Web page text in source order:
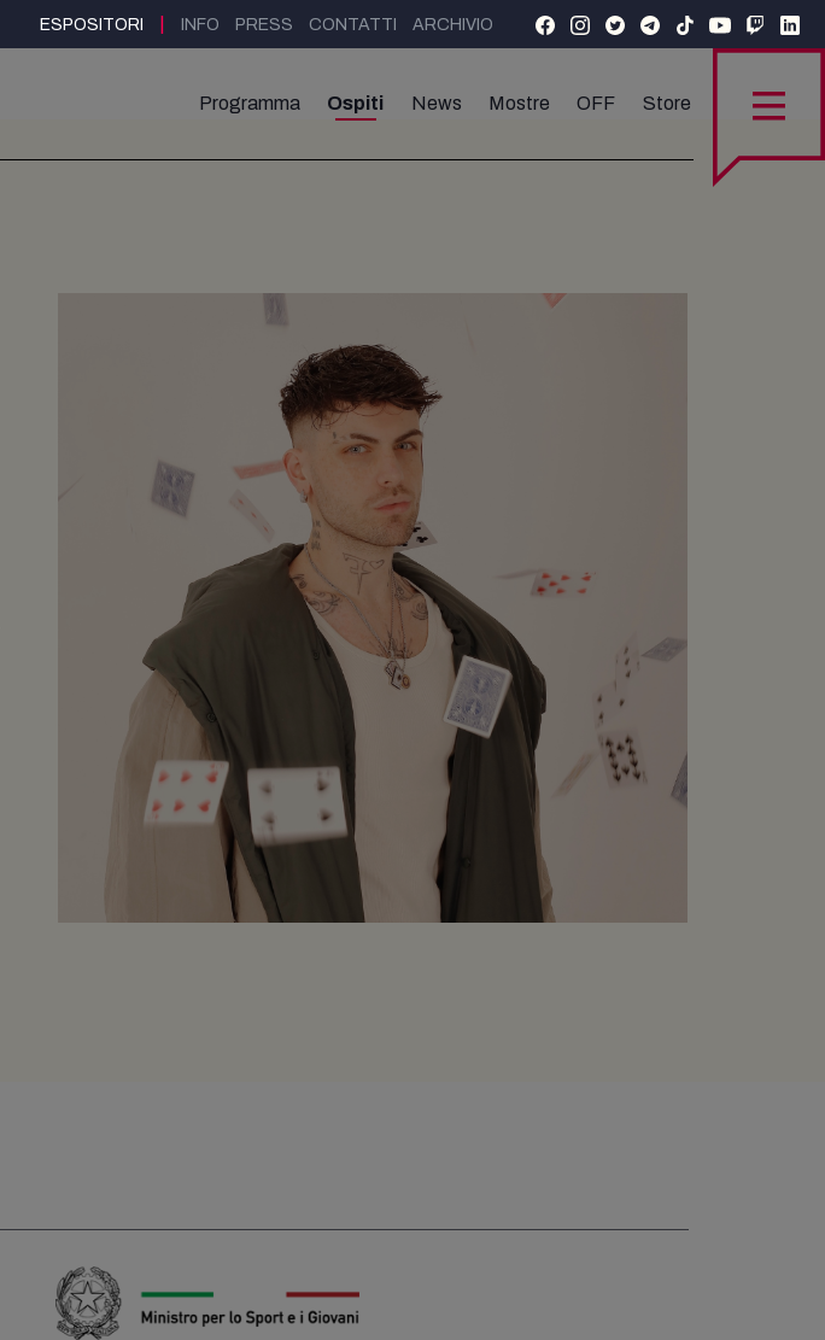
ESPOSITORI INFO PRESS CONTATTI ARCHIVIO
Programma Ospiti News Mostre OFF Store